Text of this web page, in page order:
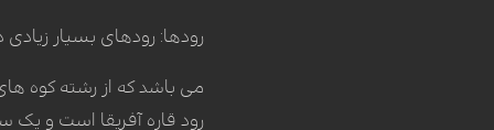
رودها: رودهای بسیار زیادی
رود قاره آفریقا است و یک